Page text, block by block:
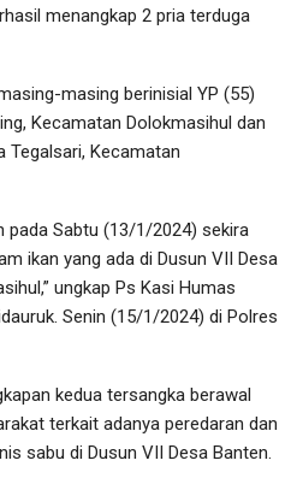
menangkap 2 pria terduga
masing berinisial YP (55)
Kecamatan Dolokmasihul dan
Tegalsari, Kecamatan
pada Sabtu (13/1/2024) sekira
ikan yang ada di Dusun VII Desa
ungkap Ps Kasi Humas
Senin (15/1/2024) di Polres
kedua tersangka berawal
terkait adanya peredaran dan
sabu di Dusun VII Desa Banten.